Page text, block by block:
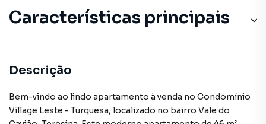
Características principais
Descrição
Bem-vindo ao lindo apartamento à venda no Condomínio
Village Leste - Turquesa, localizado no bairro Vale do